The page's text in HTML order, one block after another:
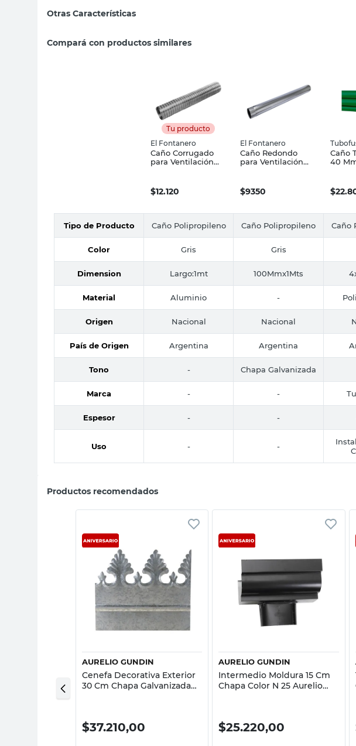
Otras Características
Compará con productos similares
Tu producto
El Fontanero
Caño Corrugado
para Ventilación
$12.120
El Fontanero
Caño Redondo
para Ventilación
El Fontanero
$9350
Caño
40
$
Tipo de Producto Caño Polipropileno Caño Polipropileno Caño
Color Gris Gris
Dimension Largo:1mt 100Mmx1Mts
Material Aluminio -
Origen Nacional Nacional
País de Origen Argentina Argentina
Tono - Chapa Galvanizada
Marca - -
Espesor - -
Uso - -
Productos recomendados
Vista rápida
AURELIO GUNDIN
Cenefa Decorativa Exterior
30 Cm Chapa Galvanizada
$37.210,00
Vista rápida
AURELIO GUNDIN
Intermedio Moldura 15 Cm
Chapa Color N 25 Aurelio
$25.220,00